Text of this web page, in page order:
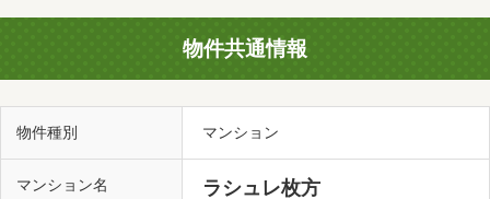
物件共通情報
物件種別 マンション
マンション名 ラシュレ枚方